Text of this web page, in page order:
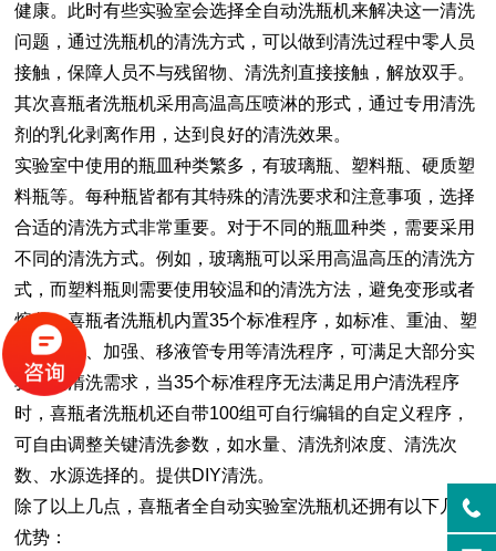
健康。此时有些实验室会选择全自动洗瓶机来解决这一清洗
问题，通过洗瓶机的清洗方式，可以做到清洗过程中零人员
接触，保障人员不与残留物、清洗剂直接接触，解放双手。
其次喜瓶者洗瓶机采用高温高压喷淋的形式，通过专用清洗
剂的乳化剥离作用，达到良好的清洗效果。
实验室中使用的瓶皿种类繁多，有玻璃瓶、塑料瓶、硬质塑
料瓶等。每种瓶皆都有其特殊的清洗要求和注意事项，选择
合适的清洗方式非常重要。对于不同的瓶皿种类，需要采用
不同的清洗方式。例如，玻璃瓶可以采用高温高压的清洗方
式，而塑料瓶则需要使用较温和的清洗方法，避免变形或者
熔化。喜瓶者洗瓶机内置35个标准程序，如标准、重油、塑
料、漂洗、加强、移液管专用等清洗程序，可满足大部分实
验室的清洗需求，当35个标准程序无法满足用户清洗程序
时，喜瓶者洗瓶机还自带100组可自行编辑的自定义程序，
可自由调整关键清洗参数，如水量、清洗剂浓度、清洗次
数、水源选择的。提供DIY清洗。
除了以上几点，喜瓶者全自动实验室洗瓶机还拥有以下几点
优势：